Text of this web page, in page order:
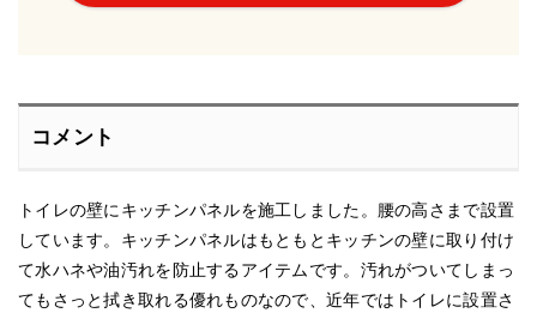
コメント
トイレの壁にキッチンパネルを施工しました。腰の高さまで設置
しています。キッチンパネルはもともとキッチンの壁に取り付け
て水ハネや油汚れを防止するアイテムです。汚れがついてしまっ
てもさっと拭き取れる優れものなので、近年ではトイレに設置さ